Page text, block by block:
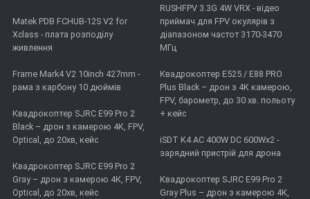
Matek PDB FCHUB-12S V2 for
Xclass - плата розподілу
живлення
Frame Mark4 V2 10inch 427mm -
рама з карбону 10 дюймів
Квадрокоптер SJRC E99 Pro 2
Black – дрон з камерою 4K, FPV,
Optical, до 20хв, кейс
Квадрокоптер SJRC E99 Pro 2
Gray – дрон з камерою 4К, FPV,
Optical, до 20хв, кейс
RUSHFPV 3.3G 4W VRX - відео
приймач для FPV окулярів з
діапазоном частот 3170-3470
МГц
Квадрокоптер E525 / E88 PRO
Plus Black – дрон з 4K камерою,
FPV, барометр, до 30 хв. польоту
+ кейс
iSDT K4 AC 400W DC 600Wx2 -
зарядний пристрій для дрона
Квадрокоптер SJRC E99 Pro 2
Gray Plus – дрон з камерою 4К,